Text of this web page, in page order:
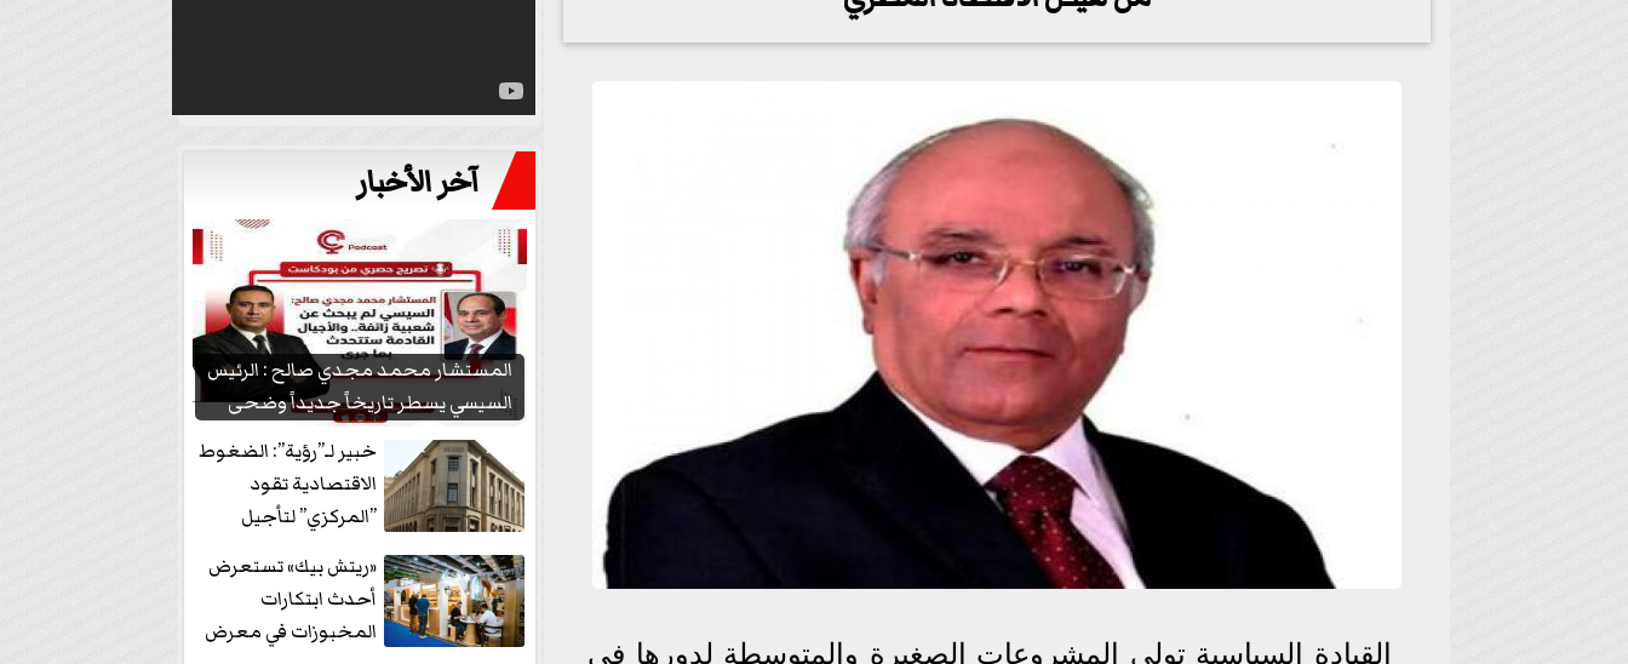
القيادة السياسية تولي المشروعات الصغيرة والمتوسطة لدورها في
آخر الأخبار
المستشار محمد مجدي صالح : الرئيس
السيسي يسطر تاريخاً جديداً وضحى
بشعبيته...
خبير لـ”رؤية”: الضغوط
الاقتصادية تقود
”المركزي” لتأجيل
«ريتش بيك» تستعرض
أحدث ابتكارات
المخبوزات في معرض